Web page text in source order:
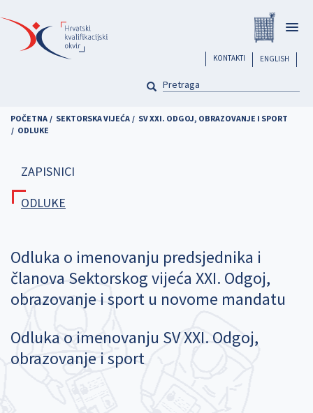
na
glavni
sadržaj
ENGLISH
header
KONTAKTI
PRETRAGA
POČETNA SEKTORSKA VIJEĆA
SV XXI. ODGOJ, OBRAZOVANJE I SPORT
ODLUKE
ZAPISNICI
ODLUKE
Odluka o imenovanju predsjednika i
članova Sektorskog vijeća XXI. Odgoj,
obrazovanje i sport u novome mandatu
Odluka o imenovanju SV XXI. Odgoj,
obrazovanje i sport